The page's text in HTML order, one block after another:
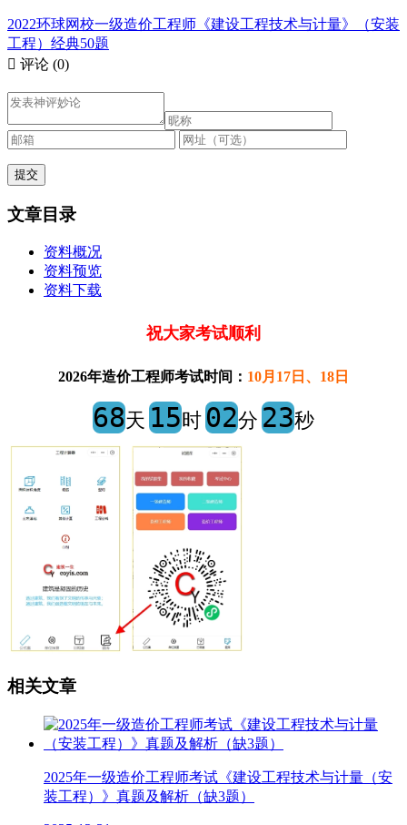
2022环球网校一级造价工程师《建设工程技术与计量》（安装
工程）经典50题
 评论 (0)
文章目录
资料概况
资料预览
资料下载
祝大家考试顺利
2026年造价工程师考试时间： 10月17日、18日
68天 15时02分 23秒
相关文章
2025年一级造价工程师考试《建设工程技术与计量（安
装工程）》真题及解析（缺3题）